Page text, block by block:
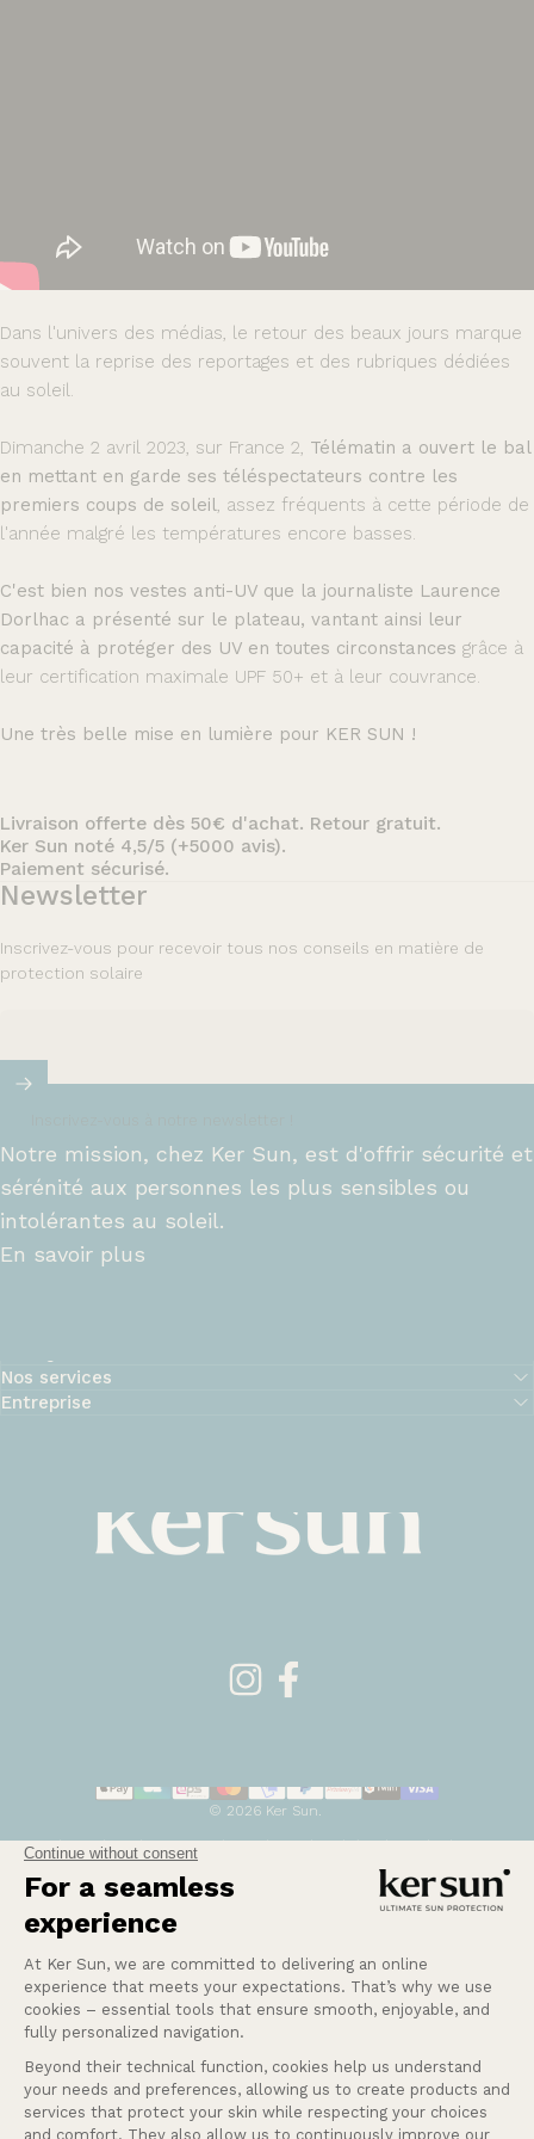
Dans l'univers des médias, le retour des beaux jours marque
souvent la reprise des reportages et des rubriques dédiées
au soleil.
Dimanche 2 avril 2023, sur France 2, Télématin a ouvert le bal
en mettant en garde ses téléspectateurs contre les
premiers coups de soleil, assez fréquents à cette période de
l'année malgré les températures encore basses.
C'est bien nos vestes anti-UV que la journaliste Laurence
Dorlhac a présenté sur le plateau, vantant ainsi leur
capacité à protéger des UV en toutes circonstances grâce à
leur certification maximale UPF 50+ et à leur couvrance.
Une très belle mise en lumière pour KER SUN !
Livraison offerte dès 50€ d'achat. Retour gratuit.
Ker Sun noté 4,5/5 (+5000 avis).
Paiement sécurisé.
Newsletter
Inscrivez-vous pour recevoir tous nos conseils en matière de
protection solaire
Notre mission, chez Ker Sun, est d'offrir sécurité et
sérénité aux personnes les plus sensibles ou
intolérantes au soleil.
En savoir plus
Nos services
Entreprise
© 2026 Ker Sun.
Politique de remboursementPolitique de confidentialitéConditions d’utilisation
Politique d’expéditionConditions générales de vente